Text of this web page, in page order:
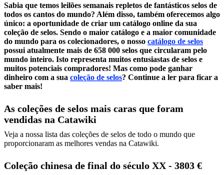
Sabia que temos leilões semanais repletos de fantásticos selos de
todos os cantos do mundo? Além disso, também oferecemos algo
único: a oportunidade de criar um catálogo online da sua
coleção de selos. Sendo o maior catálogo e a maior comunidade
do mundo para os colecionadores, o nosso catálogo de selos
possui atualmente mais de 658 000 selos que circularam pelo
mundo inteiro. Isto representa muitos entusiastas de selos e
muitos potenciais compradores! Mas como pode ganhar
dinheiro com a sua coleção de selos? Continue a ler para ficar a
saber mais!
As coleções de selos mais caras que foram
vendidas na Catawiki
Veja a nossa lista das coleções de selos de todo o mundo que
proporcionaram as melhores vendas na Catawiki.
Coleção chinesa de final do século XX - 3803 €